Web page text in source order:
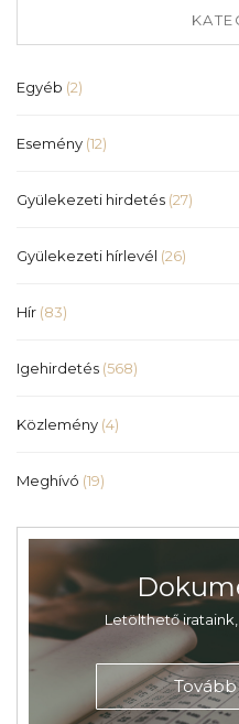
Egyéb (2)
Esemény (12)
Gyülekezeti hirdetés (27)
Gyülekezeti hírlevél (26)
Hír (83)
Igehirdetés (568)
Közlemény (4)
Meghívó (19)
Letölthető